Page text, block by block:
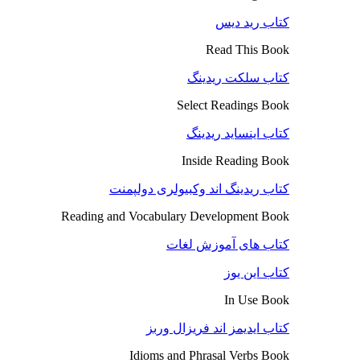
کتاب رید دیس
Read This Book
کتاب سلکت ریدینگ
Select Readings Book
کتاب اینساید ریدینگ
Inside Reading Book
کتاب ریدینگ اند وکبیولری دولپمنت
Reading and Vocabulary Development Book
کتاب های آموزش لغات
کتاب این یوز
In Use Book
کتاب ایدیمز اند فریزال وربز
Idioms and Phrasal Verbs Book